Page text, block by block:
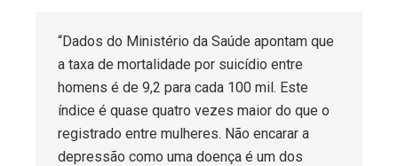
“Dados do Ministério da Saúde apontam que
a taxa de mortalidade por suicídio entre
homens é de 9,2 para cada 100 mil. Este
índice é quase quatro vezes maior do que o
registrado entre mulheres. Não encarar a
depressão como uma doença é um dos